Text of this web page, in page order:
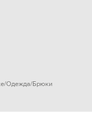
Одежда Брюки